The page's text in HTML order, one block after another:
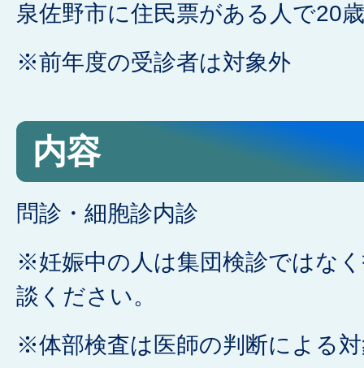
泉佐野市に住民票がある人で20
※前年度の受診者は対象外
内容
問診・細胞診内診
※妊娠中の人は集団検診ではな
談ください。
※体部検査は医師の判断による